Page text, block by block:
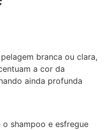
branca ou clara,
a cor da
ainda profunda
shampoo e esfregue